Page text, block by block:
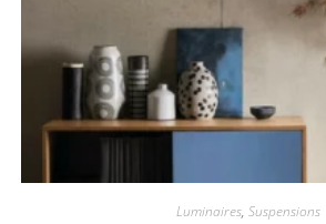
Luminaires, Suspensions